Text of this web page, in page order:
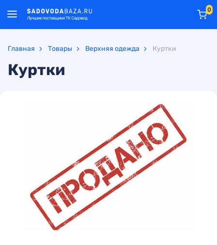
0
Главная Товары Верхняя одежда Куртки
Куртки